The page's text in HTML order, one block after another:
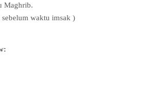
Maghrib.
waktu imsak )